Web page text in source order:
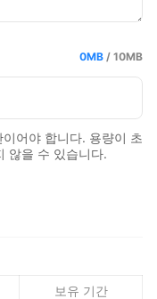
0MB / 10MB
어야 합니다. 용량이 초
않을 수 있습니다.
보유 기간